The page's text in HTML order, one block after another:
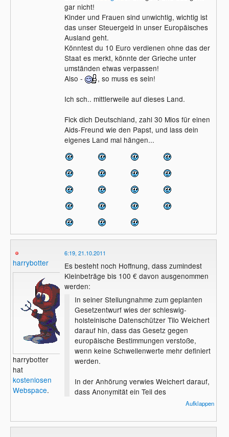
gar nicht!
Kinder und Frauen sind unwichtig, wichtig ist
das unser Steuergeld in unser Europäisches
Ausland geht.
Könntest du 10 Euro verdienen ohne das der
Staat es merkt, könnte der Grieche unter
umständen etwas verpassen!
Also -
, so muss es sein!
Ich sch.. mittlerweile auf dieses Land.
Fick dich Deutschland, zahl 30 Mios für einen
Aids-Freund wie den Papst, und lass dein
eigenes Land mal hängen...
harrybotter
harrybotter
hat
kostenlosen
Webspace.
6:19, 21.10.2011
Es besteht noch Hoffnung, dass zumindest
Kleinbeträge bis 100 € davon ausgenommen
werden:
In seiner Stellungnahme zum geplanten
Gesetzentwurf wies der schleswig-
holsteinische Datenschützer Tilo Weichert
darauf hin, dass das Gesetz gegen
europäische Bestimmungen verstoße,
wenn keine Schwellenwerte mehr definiert
werden.
In der Anhörung verwies Weichert darauf,
dass Anonymität ein Teil des
Grundrechtsschutzes sei. Er meinte, dass
wenn nicht ein mindestens dreistelliger
Aufklappen